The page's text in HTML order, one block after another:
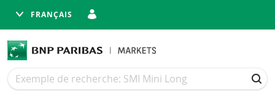
FRANÇAIS
Recherche
Recherche